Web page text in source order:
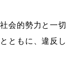
会的勢力と一切
ともに、違反し